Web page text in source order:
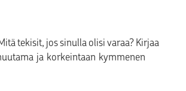
tekisit, jos sinulla olisi varaa? Kirjaa
ja korkeintaan kymmenen